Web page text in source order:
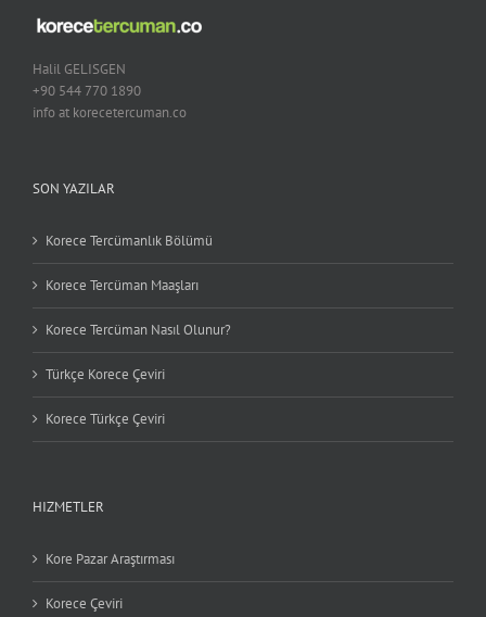
Halil GELISGEN
+90 544 770 1890
info at korecetercuman.co
SON YAZILAR
Korece Tercümanlık Bölümü
Korece Tercüman Maaşları
Korece Tercüman Nasıl Olunur?
Türkçe Korece Çeviri
Korece Türkçe Çeviri
HIZMETLER
Kore Pazar Araştırması
Korece Çeviri